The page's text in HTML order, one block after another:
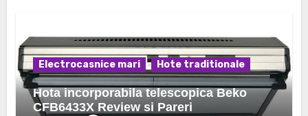
Electrocasnice mari Hote traditionale
Hota incorporabila telescopica Beko
CFB6433X Review si Pareri